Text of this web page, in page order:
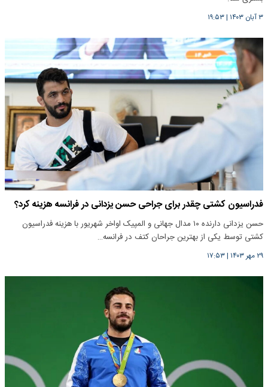
۳ آبان ۱۴۰۳ |۱۹:۵۳
فدراسیون کشتی چقدر برای جراحی حسن یزدانی در فرانسه هزینه کرد؟
حسن یزدانی دارنده ۱۰ مدال جهانی و المپیک اواخر شهریور با هزینه فدراسیون
کشتی توسط یکی از بهترین جراحان کتف در فرانسه…
۲۹ مهر ۱۴۰۳ |۱۷:۵۳